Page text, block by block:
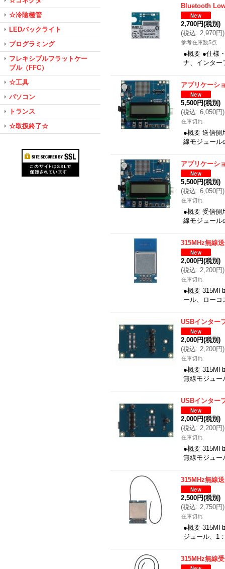
☆冷陰極管
LEDバックライト
プログラミング
フレキシブルフラットケー
ブル（FFC）
☆工具
パソコン
トランス
☆取扱終了☆
Bluetooth
2,700円(税別)
(税込: 2,970円)
参考在庫数5点
●概要 ●仕様
ナ、インタ
アプリケーシ
5,500円(税別)
(税込: 6,050円)
在庫切れ
●概要 送信側
線モジュー
アプリケーシ
5,500円(税別)
(税込: 6,050円)
在庫切れ
●概要 受信側
線モジュー
315MHz無線
2,000円(税別)
(税込: 2,200円)
在庫切れ
●概要
ール、ロー
USBインター
2,000円(税別)
(税込: 2,200円)
在庫切れ
●概要
無線モジュー
USBインター
2,000円(税別)
(税込: 2,200円)
在庫切れ
●概要
無線モジュー
315MHz無線
2,500円(税別)
(税込: 2,750円)
在庫切れ
●概要
ジュール、1
315MHz無線